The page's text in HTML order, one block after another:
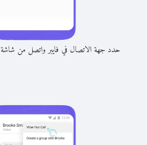
حدد جهة الاتصال في فايبر واتصل من شاشة